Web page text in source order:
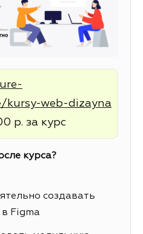
kursy-web-dizayna
р. за курс
курса?
создавать
в Figma